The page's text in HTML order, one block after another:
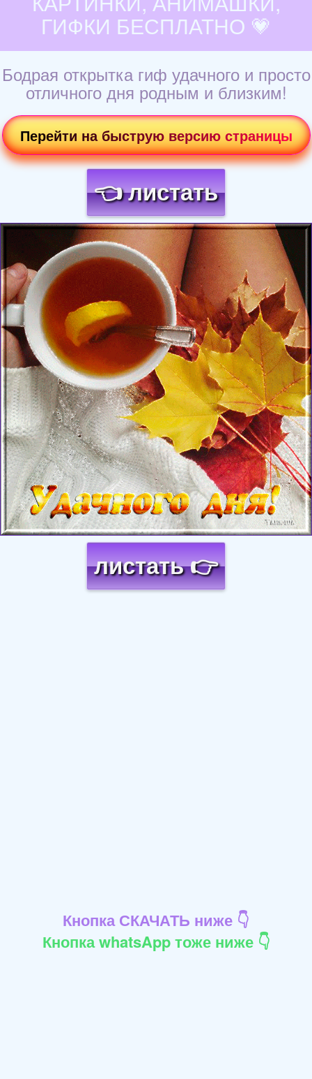
ГИФКИ БЕСПЛАТНО 💗
Бодрая открытка гиф удачного и просто
отличного дня родным и близким!
Перейти на быструю версию страницы
👈 листать
Загрузка картинки...
листать 👉
Кнопка СКАЧАТЬ ниже 👇
Кнопка whatsApp тоже ниже 👇